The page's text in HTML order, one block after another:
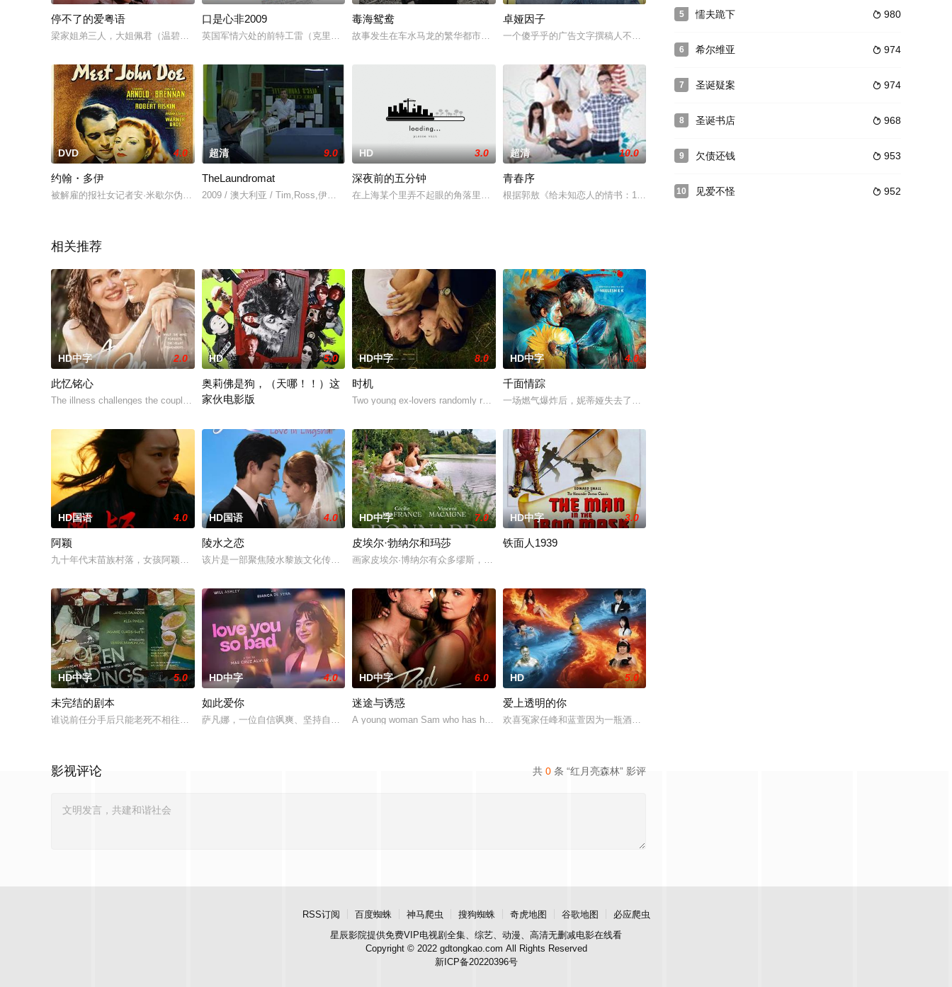
停不了的爱粤语
梁家姐弟三人，大姐佩君（温碧霞 饰）遇人不淑，男友在她怀孕后甩手而去，十七岁的佩君为了照顾幼子以及一妹一弟，在父亲入狱后做舞女承担起了家庭的责任。二姐露露（李丽
口是心非2009
英国军情六处的前特工雷（克里夫•欧文 饰）转行做了商业间谍。在酒会上，他邂逅了曾在美国中情局工作的特工克莱尔（茱莉亚•罗伯茨 饰）。不过，克莱尔却装作不认识，这
毒海鸳鸯
故事发生在车水马龙的繁华都市纽约，富人们西装革履出席着杯觥交错的盛大宴会，穷人们在黑暗的阴影里沉浸在酒精和毒品所制造的短暂天堂里
卓娅因子
一个傻乎乎的广告文字撰稿人不经意间让印度板球队相信她就是球队的幸运星 ，这让不相信迷信的队长感到很
DVD 4.0
约翰・多伊
被解雇的报社女记者安·米歇尔伪造了一封信给报社，署名“约翰·杜伊”（即无名氏），信上表示对这个充满恶瘤的社会充满失望，决心要自杀。报社为此不得不重新聘用了安来调
超清 9.0
TheLaundromat
2009 / 澳大利亚 / Tim,Ross,伊莉萨·泰勒-科特尔,Miles,Allinson,
HD 3.0
深夜前的五分钟
在上海某个里弄不起眼的角落里，为了学习机械表制作技术的日本青年阿良（三浦春马 饰）埋首工作。他在泳池偶然邂逅了美丽女子若蓝（刘诗诗
超清 10.0
青春序
根据郭敖《给未知恋人的情书：1874》改编。
相关推荐
HD中字 2.0
此忆铭心
The illness challenges the couple's love in a way they never anticipated, shifti
HD 5.0
奥莉佛是狗，（天哪！！）这
家伙电影版
HD中字 8.0
时机
Two young ex-lovers randomly reconnect.
HD中字 4.0
千面情踪
一场燃气爆炸后，妮蒂娅失去了部分记忆，男友迈克尔也随之失踪。更诡异的是，从医院醒来的她发现，身
HD国语 4.0
阿颖
九十年代末苗族村落，女孩阿颖反抗包办婚姻出逃，和心上人三宝相恋，却被继父强迫许配给表弟浩楠。订婚当日，阿颖在三宝妹妹阿布帮助下，和三宝逃离村庄到城里谋生。多年后
HD国语 4.0
陵水之恋
该片是一部聚焦陵水黎族文化传承与滨海旅游资源的现实题材电影，以“山海相恋·文化铸魂”为核心主题，通过细腻的叙事展现陵水黎族织锦、疍家渔歌等非遗文化魅力，同时呈现
HD中字 7.0
皮埃尔·勃纳尔和玛莎
画家皮埃尔·博纳尔有众多缪斯，其中如果没有神秘的玛莎，他就不会成为今天的著名画家。假扮成身败名裂意大利贵族的玛莎，让皮埃尔·博纳尔
HD中字 3.0
铁面人1939
HD中字 5.0
未完结的剧本
谁说前任分手后只能老死不相往来？在这部高分治愈神作里，四个步入 30 岁的独立酷儿辣妹，竟然破天荒地完成了“从火热前任到异姓闺蜜”的神奇转化！在冷漠而残酷的成人
HD中字 4.0
如此爱你
萨凡娜，一位自信飒爽、坚持自我的大学毕业生，决心按自己的方式生活。她发现自己被撕裂在两个男人之间：一是激发她狂野一面的坏男孩“万人迷”L.A.，二是督促她成长的
HD中字 6.0
迷途与诱惑
A young woman Sam who has her eye on the mysterious Fender. When she sees him, s
HD 5.0
爱上透明的你
欢喜冤家任峰和蓝萱因为一瓶酒，各自获得了透明和看见透明的超能力，而他们的同事也先后获得了喷水和
共 0 条 “红月亮森林” 影评
影视评论
5  980
懦夫跪下
6  974
希尔维亚
7  974
圣诞疑案
8  968
圣诞书店
9  953
欠债还钱
10  952
见爱不怪
RSS订阅 百度蜘蛛 神马爬虫 搜狗蜘蛛 奇虎地图 谷歌地图
必应爬虫
星辰影院提供免费VIP电视剧全集、综艺、动漫、高清无删减电影在线看
Copyright © 2022 gdtongkao.com All Rights Reserved
新ICP备20220396号